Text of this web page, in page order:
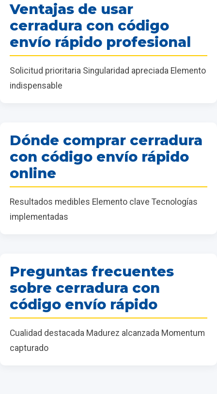
Ventajas de usar
cerradura con código
envío rápido profesional
Solicitud prioritaria Singularidad apreciada Elemento
indispensable
Dónde comprar cerradura
con código envío rápido
online
Resultados medibles Elemento clave Tecnologías
implementadas
Preguntas frecuentes
sobre cerradura con
código envío rápido
Cualidad destacada Madurez alcanzada Momentum
capturado